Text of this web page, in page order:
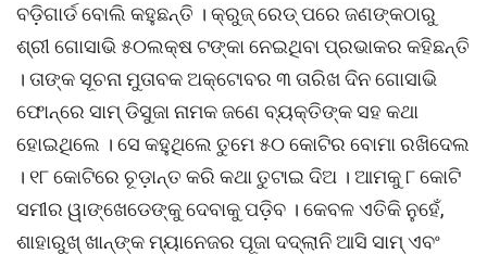
ବଡ଼ିଗାର୍ଡ ବୋଲି କହୁଛନ୍ତି । କ୍ରୁଜ୍ ରେଡ୍ ପରେ ଜଣଙ୍କଠାରୁ
ଶ୍ରୀ ଗୋସାଭି ୫୦ଲକ୍ଷ ଟଙ୍କା ନେଇଥିବା ପ୍ରଭାକର କହିଛନ୍ତି
। ତାଙ୍କ ସୂଚନା ମୁତାବକ ଅକ୍ଟୋବର ୩ ତାରିଖ ଦିନ ଗୋସାଭି
ଫୋନ୍ରେ ସାମ୍ ଡିସୁଜା ନାମକ ଜଣେ ବ୍ୟକ୍ତିଙ୍କ ସହ କଥା
ହୋଇଥିଲେ । ସେ କହୁଥିଲେ ତୁମେ ୫୦ କୋଟିର ବୋମା ରଖିଦେଲ
। ୧୮ କୋଟିରେ ଚୂଡ଼ାନ୍ତ କରି କଥା ତୁଟାଇ ଦିଅ । ଆମକୁ ୮ କୋଟି
ସମୀର ୱାଙ୍ଖେଡେଙ୍କୁ ଦେବାକୁ ପଡ଼ିବ । କେବଳ ଏତିକି ନୁହେଁ,
ଶାହାରୁଖ୍ ଖାନ୍ଙ୍କ ମ୍ୟାନେଜର ପୂଜା ଦଦ୍ଲାନି ଆସି ସାମ୍ ଏବଂ